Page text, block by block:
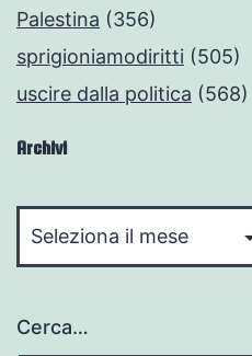
Palestina (356)
sprigioniamodiritti (505)
uscire dalla politica (568)
Archivi
Cerca…